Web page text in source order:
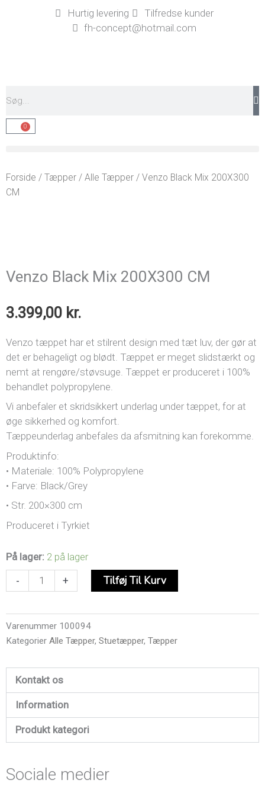
Hurtig levering
Tilfredse kunder
fh-concept@hotmail.com
0
Kurv
Forside / Tæpper / Alle Tæpper / Venzo Black Mix 200X300
CM
Venzo Black Mix 200X300 CM
3.399,00 kr.
Venzo tæppet har et stilrent design med tæt luv, der gør at
det er behageligt og blødt. Tæppet er meget slidstærkt og
nemt at rengøre/støvsuge. Tæppet er produceret i 100%
behandlet polypropylene.
Vi anbefaler et skridsikkert underlag under tæppet, for at
øge sikkerhed og komfort.
Tæppeunderlag anbefales da afsmitning kan forekomme.
Produktinfo:
• Materiale: 100% Polypropylene
• Farve: Black/Grey
• Str. 200×300 cm
Produceret i Tyrkiet
På lager: 2 på lager
-
Venzo
Black
Mix
CM
antal
+ Tilføj Til Kurv
Varenummer 100094
Kategorier Alle Tæpper, Stuetæpper, Tæpper
Kontakt os
Information
Produkt kategori
Sociale medier